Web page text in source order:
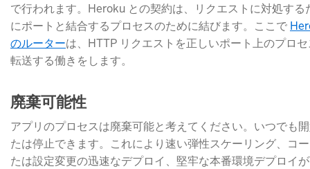
で行われます。Heroku との契約は、リクエストに対処する
にポートと結合するプロセスのために結びます。ここで
のルーターは、HTTP リクエストを正しいポート上のプロ
転送する働きをします。
廃棄可能性
アプリのプロセスは廃棄可能と考えてください。いつでも
たは停止できます。これにより速い弾性スケーリング、コ
たは設定変更の迅速なデプロイ、堅牢な本番環境デプロイ